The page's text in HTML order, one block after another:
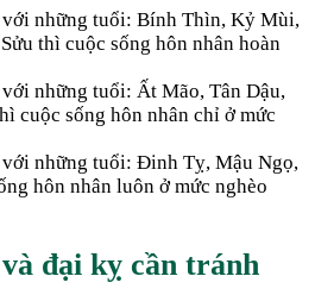
những tuổi: Bính Thìn, Kỷ Mùi,
thì cuộc sống hôn nhân hoàn
những tuổi: Ất Mão, Tân Dậu,
cuộc sống hôn nhân chỉ ở mức
những tuổi: Đinh Tỵ, Mậu Ngọ,
hôn nhân luôn ở mức nghèo
đại kỵ cần tránh